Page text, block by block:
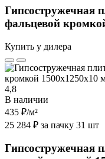
Гипсостружечная
фальцевой
Купить у дилера
4,8
В наличии
435 ₽/м²
25 284 ₽ за пачку 31 шт
Гипсостружечная